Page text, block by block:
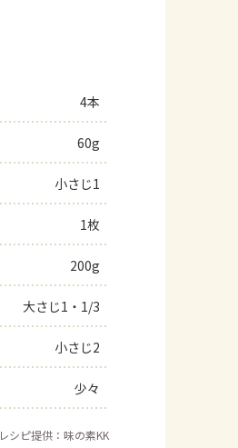
4本
60g
小さじ1
1枚
200g
大さじ1・1/3
小さじ2
少々
レシピ提供：味の素KK